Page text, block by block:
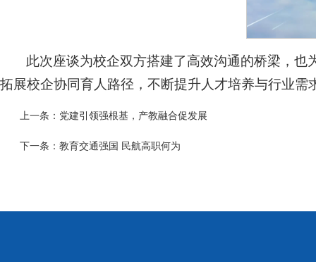
此次座谈为校企双方搭建了高效沟通的桥梁，
拓展校企协同育人路径，不断提升人才培养与行业
上一条： 党建引领强根基，产教融合促发展
下一条： 教育交通强国 民航高职何为